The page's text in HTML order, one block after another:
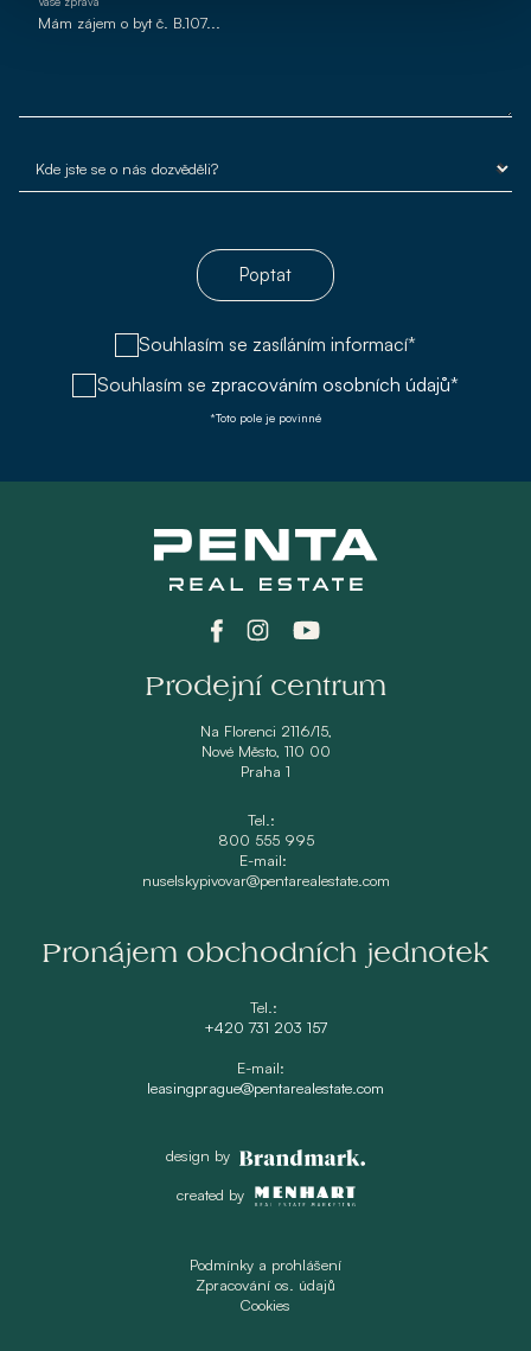
Poptat
Souhlasím se zasíláním informací*
Souhlasím se zpracováním osobních údajů*
*Toto pole je povinné
Prodejní centrum
Na Florenci 2116/15,
Nové Město, 110 00
Praha 1
Tel.:
800 555 995
E-mail:
nuselskypivovar@pentarealestate.com
Pronájem obchodních jednotek
Tel.:
+420 731 203 157
E-mail:
leasingprague@pentarealestate.com
design by
created by
Podmínky a prohlášení
Zpracování os. údajů
Cookies